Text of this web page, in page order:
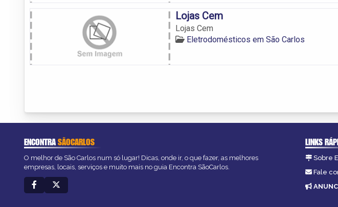
Lojas Cem
Lojas Cem
Eletrodomésticos em São Carlos
ENCONTRASÃOCARLOS
O melhor de São Carlos num só lugar! Dicas, onde ir, o que fazer, as melhores
empresas, locais, serviços e muito mais no guia Encontra SãoCarlos.
LINKS
Sobre
Fale